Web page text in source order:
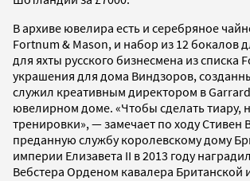
В архиве ювелира есть и серебряное
Fortnum & Mason, и набор из 12 бокалов
для яхты русского бизнесмена из списка
украшения для дома Виндзоров,
служил креативным директором в
ювелирном доме. «Чтобы сделать тиару,
тренировки», — замечает по ходу Стивен
преданную службу королевскому дому
империи Елизавета II в 2013 году
Вебстера Орденом кавалера Британской